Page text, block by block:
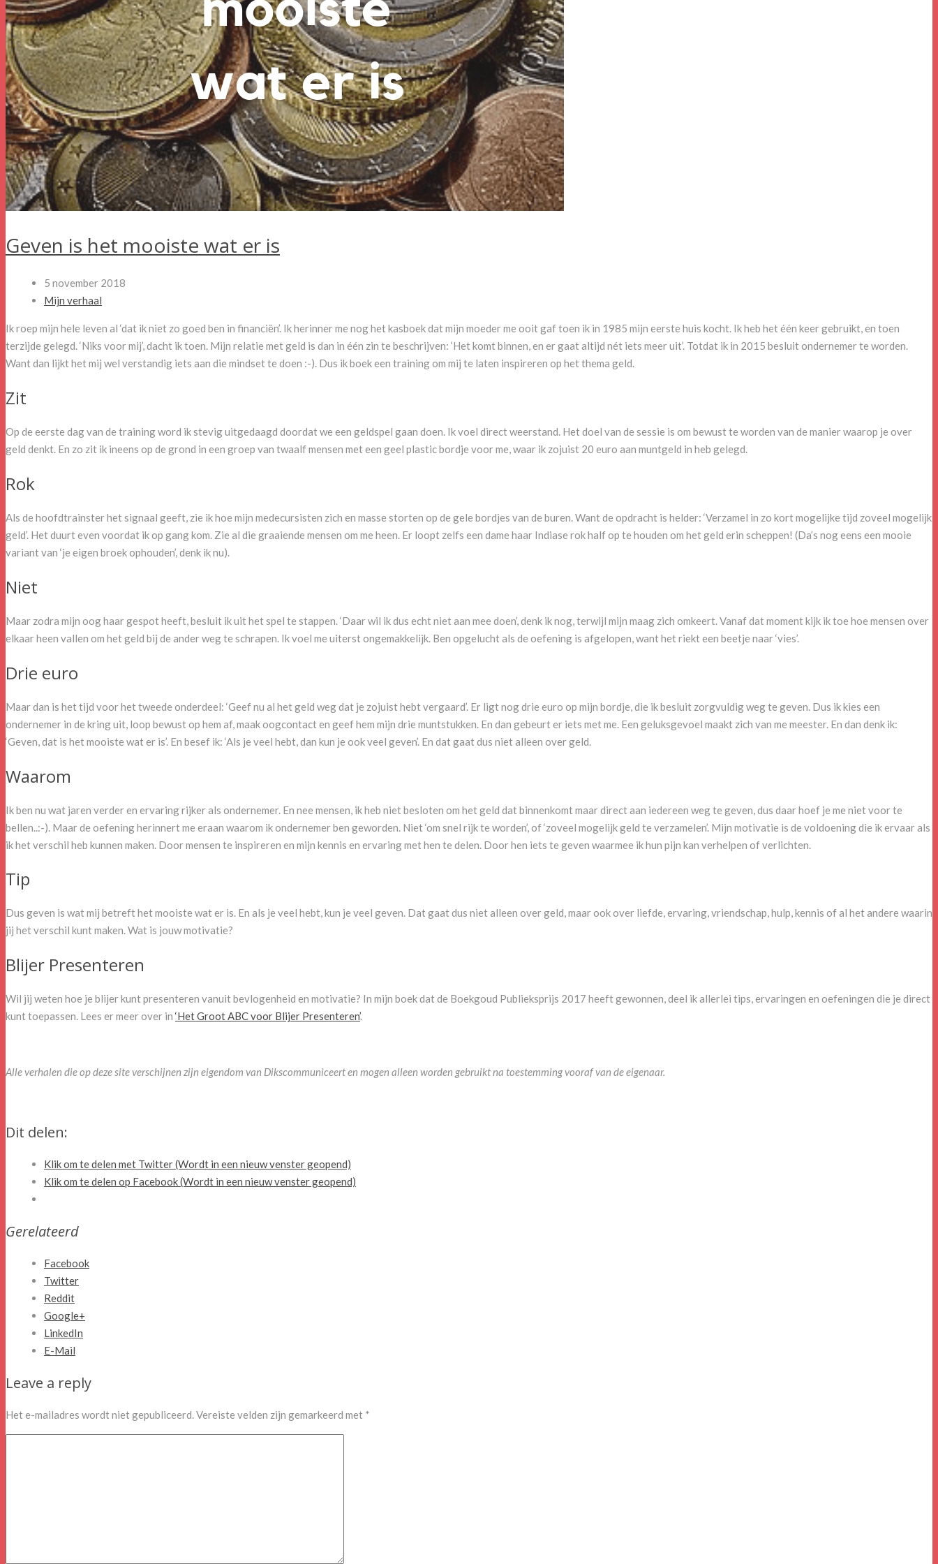
Geven is het mooiste wat er is
5 november 2018
Mijn verhaal
Ik roep mijn hele leven al ‘dat ik niet zo goed ben in financiën’. Ik herinner me nog het kasboek dat mijn moeder me ooit gaf toen ik in 1985 mijn eerste huis kocht. Ik heb het één keer gebruikt, en toen
terzijde gelegd. ‘Niks voor mij’, dacht ik toen. Mijn relatie met geld is dan in één zin te beschrijven: ‘Het komt binnen, en er gaat altijd nét iets meer uit’. Totdat ik in 2015 besluit ondernemer te worden.
Want dan lijkt het mij wel verstandig iets aan die mindset te doen :-). Dus ik boek een training om mij te laten inspireren op het thema geld.
Zit
Op de eerste dag van de training word ik stevig uitgedaagd doordat we een geldspel gaan doen. Ik voel direct weerstand. Het doel van de sessie is om bewust te worden van de manier waarop je over
geld denkt. En zo zit ik ineens op de grond in een groep van twaalf mensen met een geel plastic bordje voor me, waar ik zojuist 20 euro aan muntgeld in heb gelegd.
Rok
Als de hoofdtrainster het signaal geeft, zie ik hoe mijn medecursisten zich en masse storten op de gele bordjes van de buren. Want de opdracht is helder: ‘Verzamel in zo kort mogelijke tijd zoveel mogelijk
geld’. Het duurt even voordat ik op gang kom. Zie al die graaiende mensen om me heen. Er loopt zelfs een dame haar Indiase rok half op te houden om het geld erin scheppen! (Da’s nog eens een mooie
variant van ‘je eigen broek ophouden’, denk ik nu).
Niet
Maar zodra mijn oog haar gespot heeft, besluit ik uit het spel te stappen. ‘Daar wil ik dus echt niet aan mee doen’, denk ik nog, terwijl mijn maag zich omkeert. Vanaf dat moment kijk ik toe hoe mensen over
elkaar heen vallen om het geld bij de ander weg te schrapen. Ik voel me uiterst ongemakkelijk. Ben opgelucht als de oefening is afgelopen, want het riekt een beetje naar ‘vies’.
Drie euro
Maar dan is het tijd voor het tweede onderdeel: ‘Geef nu al het geld weg dat je zojuist hebt vergaard’. Er ligt nog drie euro op mijn bordje, die ik besluit zorgvuldig weg te geven. Dus ik kies een
ondernemer in de kring uit, loop bewust op hem af, maak oogcontact en geef hem mijn drie muntstukken. En dan gebeurt er iets met me. Een geluksgevoel maakt zich van me meester. En dan denk ik:
‘Geven, dat is het mooiste wat er is’. En besef ik: ‘Als je veel hebt, dan kun je ook veel geven’. En dat gaat dus niet alleen over geld.
Waarom
Ik ben nu wat jaren verder en ervaring rijker als ondernemer. En nee mensen, ik heb niet besloten om het geld dat binnenkomt maar direct aan iedereen weg te geven, dus daar hoef je me niet voor te
bellen..:-). Maar de oefening herinnert me eraan waarom ik ondernemer ben geworden. Niet ‘om snel rijk te worden’, of ‘zoveel mogelijk geld te verzamelen’. Mijn motivatie is de voldoening die ik ervaar als
ik het verschil heb kunnen maken. Door mensen te inspireren en mijn kennis en ervaring met hen te delen. Door hen iets te geven waarmee ik hun pijn kan verhelpen of verlichten.
Tip
Dus geven is wat mij betreft het mooiste wat er is. En als je veel hebt, kun je veel geven. Dat gaat dus niet alleen over geld, maar ook over liefde, ervaring, vriendschap, hulp, kennis of al het andere waarin
jij het verschil kunt maken. Wat is jouw motivatie?
Blijer Presenteren
Wil jij weten hoe je blijer kunt presenteren vanuit bevlogenheid en motivatie? In mijn boek dat de Boekgoud Publieksprijs 2017 heeft gewonnen, deel ik allerlei tips, ervaringen en oefeningen die je direct
kunt toepassen. Lees er meer over in ‘Het Groot ABC voor Blijer Presenteren’.
Alle verhalen die op deze site verschijnen zijn eigendom van Dikscommuniceert en mogen alleen worden gebruikt na toestemming vooraf van de eigenaar.
Dit delen:
Klik om te delen met Twitter (Wordt in een nieuw venster geopend)
Klik om te delen op Facebook (Wordt in een nieuw venster geopend)
Gerelateerd
Facebook
Twitter
Reddit
Google+
LinkedIn
E-Mail
Leave a reply
Het e-mailadres wordt niet gepubliceerd.Vereiste velden zijn gemarkeerd met *